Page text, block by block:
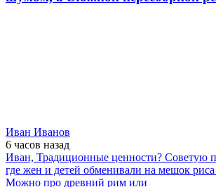
Иван Иванов
6 часов назад
Иван, Традиционные ценности? Советую
где жен и детей обменивали на мешок риса
Можно про древний рим или